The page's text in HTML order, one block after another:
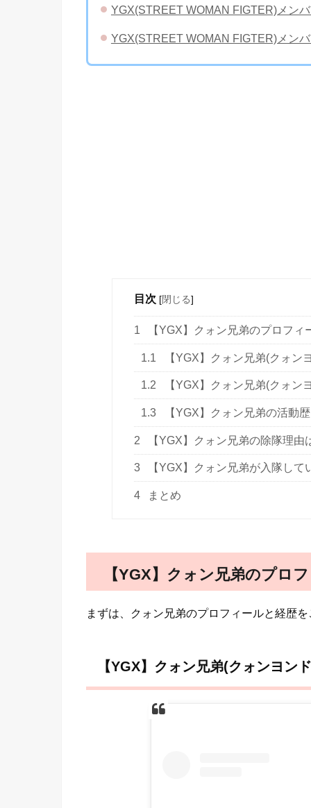
YGX(STREET WOMAN FIGTER)メン
YGX(STREET WOMAN FIGTER)メン
目次 [閉じる]
1 【YGX】クォン兄弟のプロフィ
1.1 【YGX】クォン兄弟(クォン
1.2 【YGX】クォン兄弟(クォン
1.3 【YGX】クォン兄弟の活動歴
2 【YGX】クォン兄弟の除隊理由
3 【YGX】クォン兄弟が入隊し
4 まとめ
【YGX】クォン兄弟のプロ
まずは、クォン兄弟のプロフィールと経歴
【YGX】クォン兄弟(クォンヨン